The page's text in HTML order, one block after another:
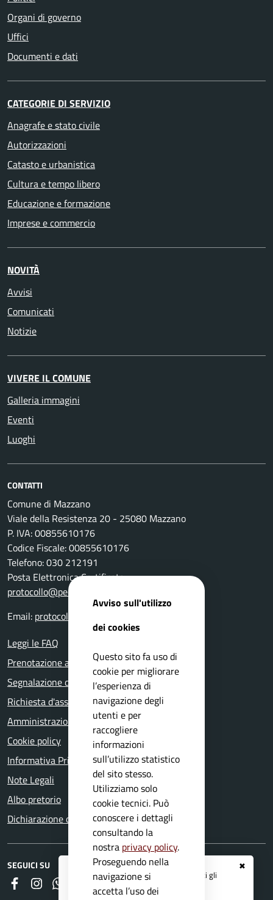
✖
Registrati ai serviziAPP IO
e ricevi tutti gli
aggiornamenti dall'Ente
Organi di governo
Uffici
Documenti e dati
CATEGORIE DI SERVIZIO
Anagrafe e stato civile
Autorizzazioni
Catasto e urbanistica
Cultura e tempo libero
Educazione e formazione
Imprese e commercio
NOVITÀ
Avvisi
Comunicati
Notizie
VIVERE IL COMUNE
Galleria immagini
Eventi
Luoghi
CONTATTI
Comune di Mazzano
Viale della Resistenza 20 - 25080 Mazzano
P. IVA: 00855610176
Codice Fiscale: 00855610176
Telefono: 030 212191
Posta Elettronica Certificata:
protocollo@pec.comune.mazzano.bs.it
Email: protocollo@comune.mazzano.bs.it
Leggi le FAQ
Prenotazione appuntamento
Segnalazione disservizio
Richiesta d'assistenza
Amministrazione trasparente
Cookie policy
Informativa Privacy
Note Legali
Albo pretorio
Dichiarazione di accessibilità
SEGUICI SU
FaceboookInstagramWhatsapp
RSS
Avviso sull'utilizzo
dei cookies
Questo sito fa uso di
cookie per migliorare
l’esperienza di
navigazione degli
utenti e per
raccogliere
informazioni
sull’utilizzo statistico
del sito stesso.
Utilizziamo solo
cookie tecnici. Può
conoscere i dettagli
consultando la
nostra privacy policy.
Proseguendo nella
navigazione si
accetta l’uso dei